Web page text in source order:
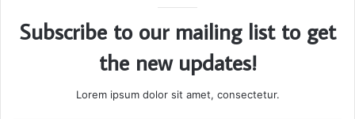
Subscribe to our mailing list to get
the new updates!
Lorem ipsum dolor sit amet, consectetur.